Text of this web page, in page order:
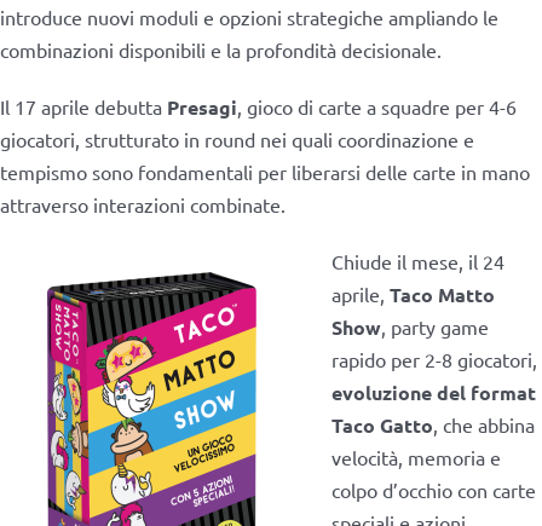
introduce nuovi moduli e opzioni strategiche ampliando le
combinazioni disponibili e la profondità decisionale.
Il 17 aprile debutta Presagi, gioco di carte a squadre per 4-6
giocatori, strutturato in round nei quali coordinazione e
tempismo sono fondamentali per liberarsi delle carte in mano
attraverso interazioni combinate.
Chiude il mese, il 24
aprile, Taco Matto
Show, party game
rapido per 2-8 giocatori,
evoluzione del format
Taco Gatto, che abbina
velocità, memoria e
colpo d’occhio con carte